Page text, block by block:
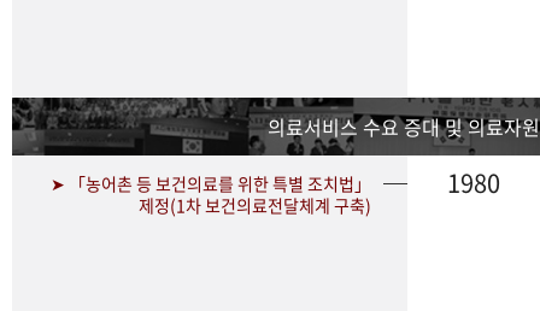
의료서비스 수요 증대 및 의료자
➤ 「농어촌 등 보건의료를 위한 특별 조치법」
제정(1차 보건의료전달체계 구축)
1980